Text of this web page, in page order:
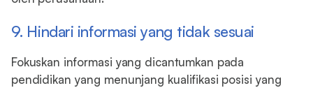
9. Hindari informasi yang tidak sesuai
Fokuskan informasi yang dicantumkan pada
pendidikan yang menunjang kualifikasi posisi yang